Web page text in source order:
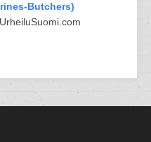
Butchers)